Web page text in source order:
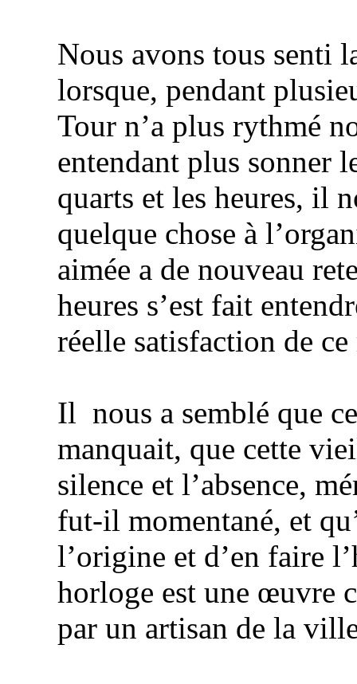
Nous avons tous senti
lorsque, pendant
Tour n’a plus rythmé
entendant plus sonner
quarts et les heures, il
quelque chose à
aimée a de nouveau
heures s’est fait
réelle satisfaction de
Il nous a semblé que
manquait, que cette
silence et l’absence,
fut-il momentané, et
l’origine et d’en faire
horloge est une œuvre
par un artisan de la